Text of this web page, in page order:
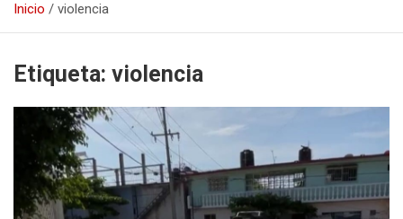
Inicio violencia
Etiqueta: violencia